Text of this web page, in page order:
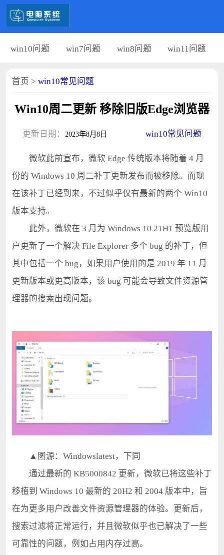
win10问题 win7问题 win8问题 win11问题
首页 > win10常见问题
Win10周二更新 移除旧版Edge浏览器
更新日期： 2023年8月8日 win10常见问题
微软此前宣布，微软 Edge 传统版本将随着 4 月
份的 Windows 10 周二补丁更新发布而被移除。而现
在该补丁已经到来，不过似乎仅有最新的两个 Win10
版本支持。
此外，微软在 3 月为 Windows 10 21H1 预览版用
户更新了一个解决 File Explorer 多个 bug 的补丁，但
其中包括一个 bug，如果用户使用的是 2019 年 11 月
更新版本或更高版本，该 bug 可能会导致文件资源管
理器的搜索出现问题。
▲图源：Windowslatest，下同
通过最新的 KB5000842 更新，微软已将这些补丁
移植到 Windows 10 最新的 20H2 和 2004 版本中，旨
在为更多用户改善文件资源管理器的体验。更新后，
搜索过滤将正常运行，并且微软似乎也已解决了一些
可靠性的问题，例如占用内存过高。